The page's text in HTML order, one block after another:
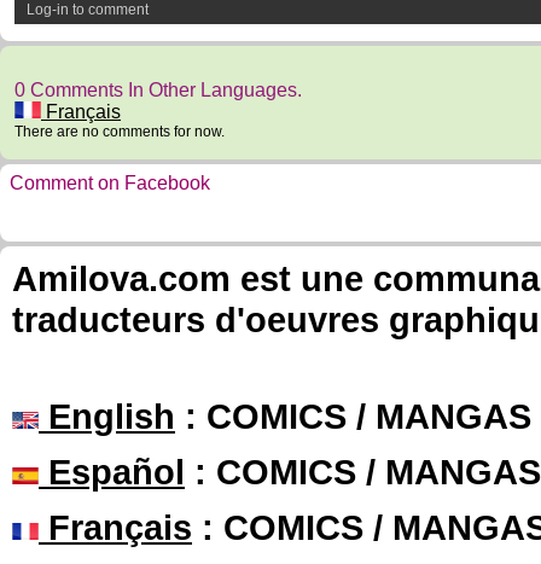
Log-in to comment
0 Comments In Other Languages.
Français
There are no comments for now.
Comment on Facebook
Amilova.com est une
traducteurs d'oeuvres
English : COMICS /
Español : COMICS /
Français : COMICS /